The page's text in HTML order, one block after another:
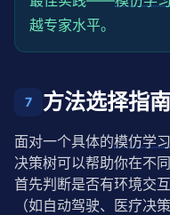
越专家水平。
7 方法选择指
面对一个具体的模仿学习
决策树可以帮助你在不
首先判断是否有环境交
（如自动驾驶、医疗决